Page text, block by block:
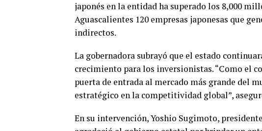
japonés en la entidad ha superado los 8,000
Aguascalientes 120 empresas japonesas que
indirectos.
La gobernadora subrayó que el estado
crecimiento para los inversionistas. “Como el
puerta de entrada al mercado más grande del
estratégico en la competitividad global”,
En su intervención, Yoshio Sugimoto,